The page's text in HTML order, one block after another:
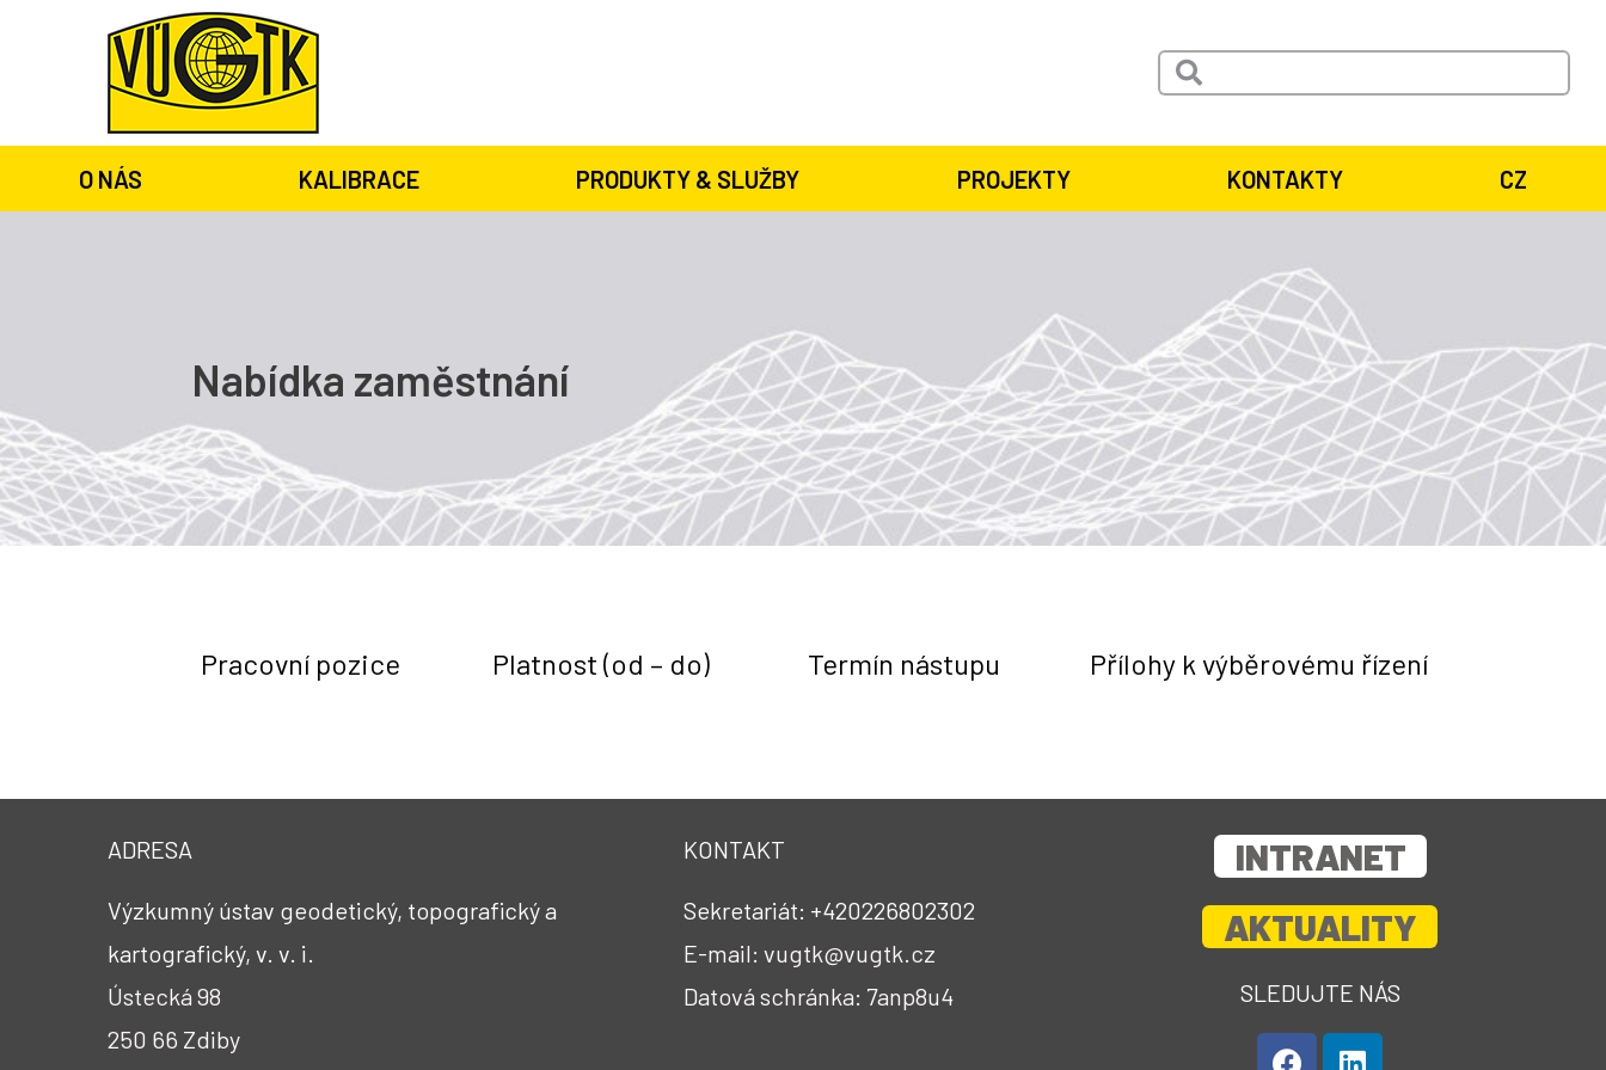
O NÁS KALIBRACE PRODUKTY & SLUŽBY PROJEKTY KONTAKTY CZ
Nabídka zaměstnání
Pracovní pozice Platnost (od – do) Termín nástupu Přílohy k výběrovému řízení
ADRESA
Výzkumný ústav geodetický, topografický a
kartografický, v. v. i.
Ústecká 98
250 66 Zdiby
KONTAKT
Sekretariát: +420226802302
E-mail: vugtk@vugtk.cz
Datová schránka: 7anp8u4
INTRANET
AKTUALITY
SLEDUJTE NÁS